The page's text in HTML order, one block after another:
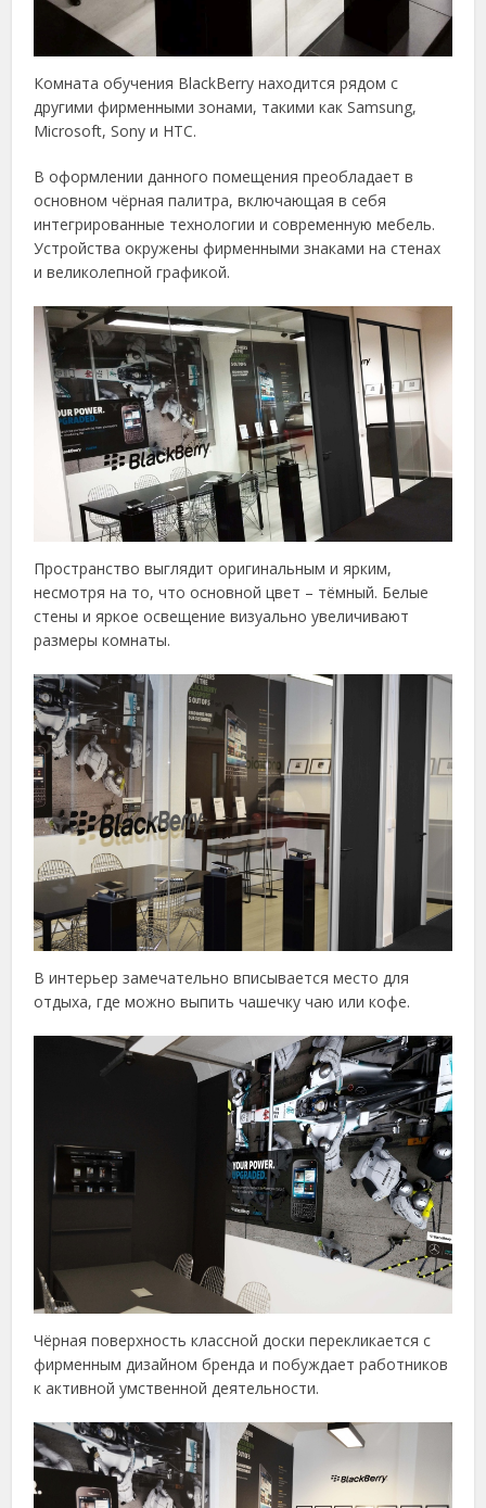
Комната обучения BlackBerry находится рядом с
другими фирменными зонами, такими как Samsung,
Microsoft, Sony и HTC.
В оформлении данного помещения преобладает в
основном чёрная палитра, включающая в себя
интегрированные технологии и современную мебель.
Устройства окружены фирменными знаками на стенах
и великолепной графикой.
Пространство выглядит оригинальным и ярким,
несмотря на то, что основной цвет – тёмный. Белые
стены и яркое освещение визуально увеличивают
размеры комнаты.
В интерьер замечательно вписывается место для
отдыха, где можно выпить чашечку чаю или кофе.
Чёрная поверхность классной доски перекликается с
фирменным дизайном бренда и побуждает работников
к активной умственной деятельности.